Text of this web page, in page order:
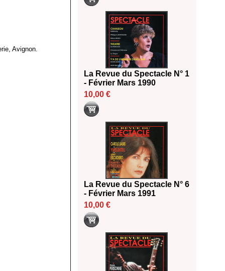
Avignon.
La Revue du Spectacle N° 1
- Février Mars 1990
10,00 €
La Revue du Spectacle N° 6
- Février Mars 1991
10,00 €